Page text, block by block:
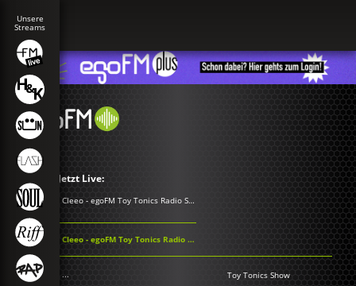
Jetzt Live:
Cleeo - egoFM Toy Tonics Radio Show
Cleeo - egoFM Toy Tonics Radio Show
... Toy Tonics Show